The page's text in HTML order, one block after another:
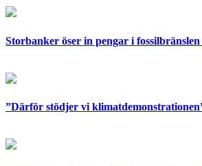
Storbanker öser in pengar i
”Därför stödjer vi